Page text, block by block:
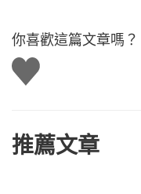
你喜歡這篇文章嗎？
讚
推薦文章